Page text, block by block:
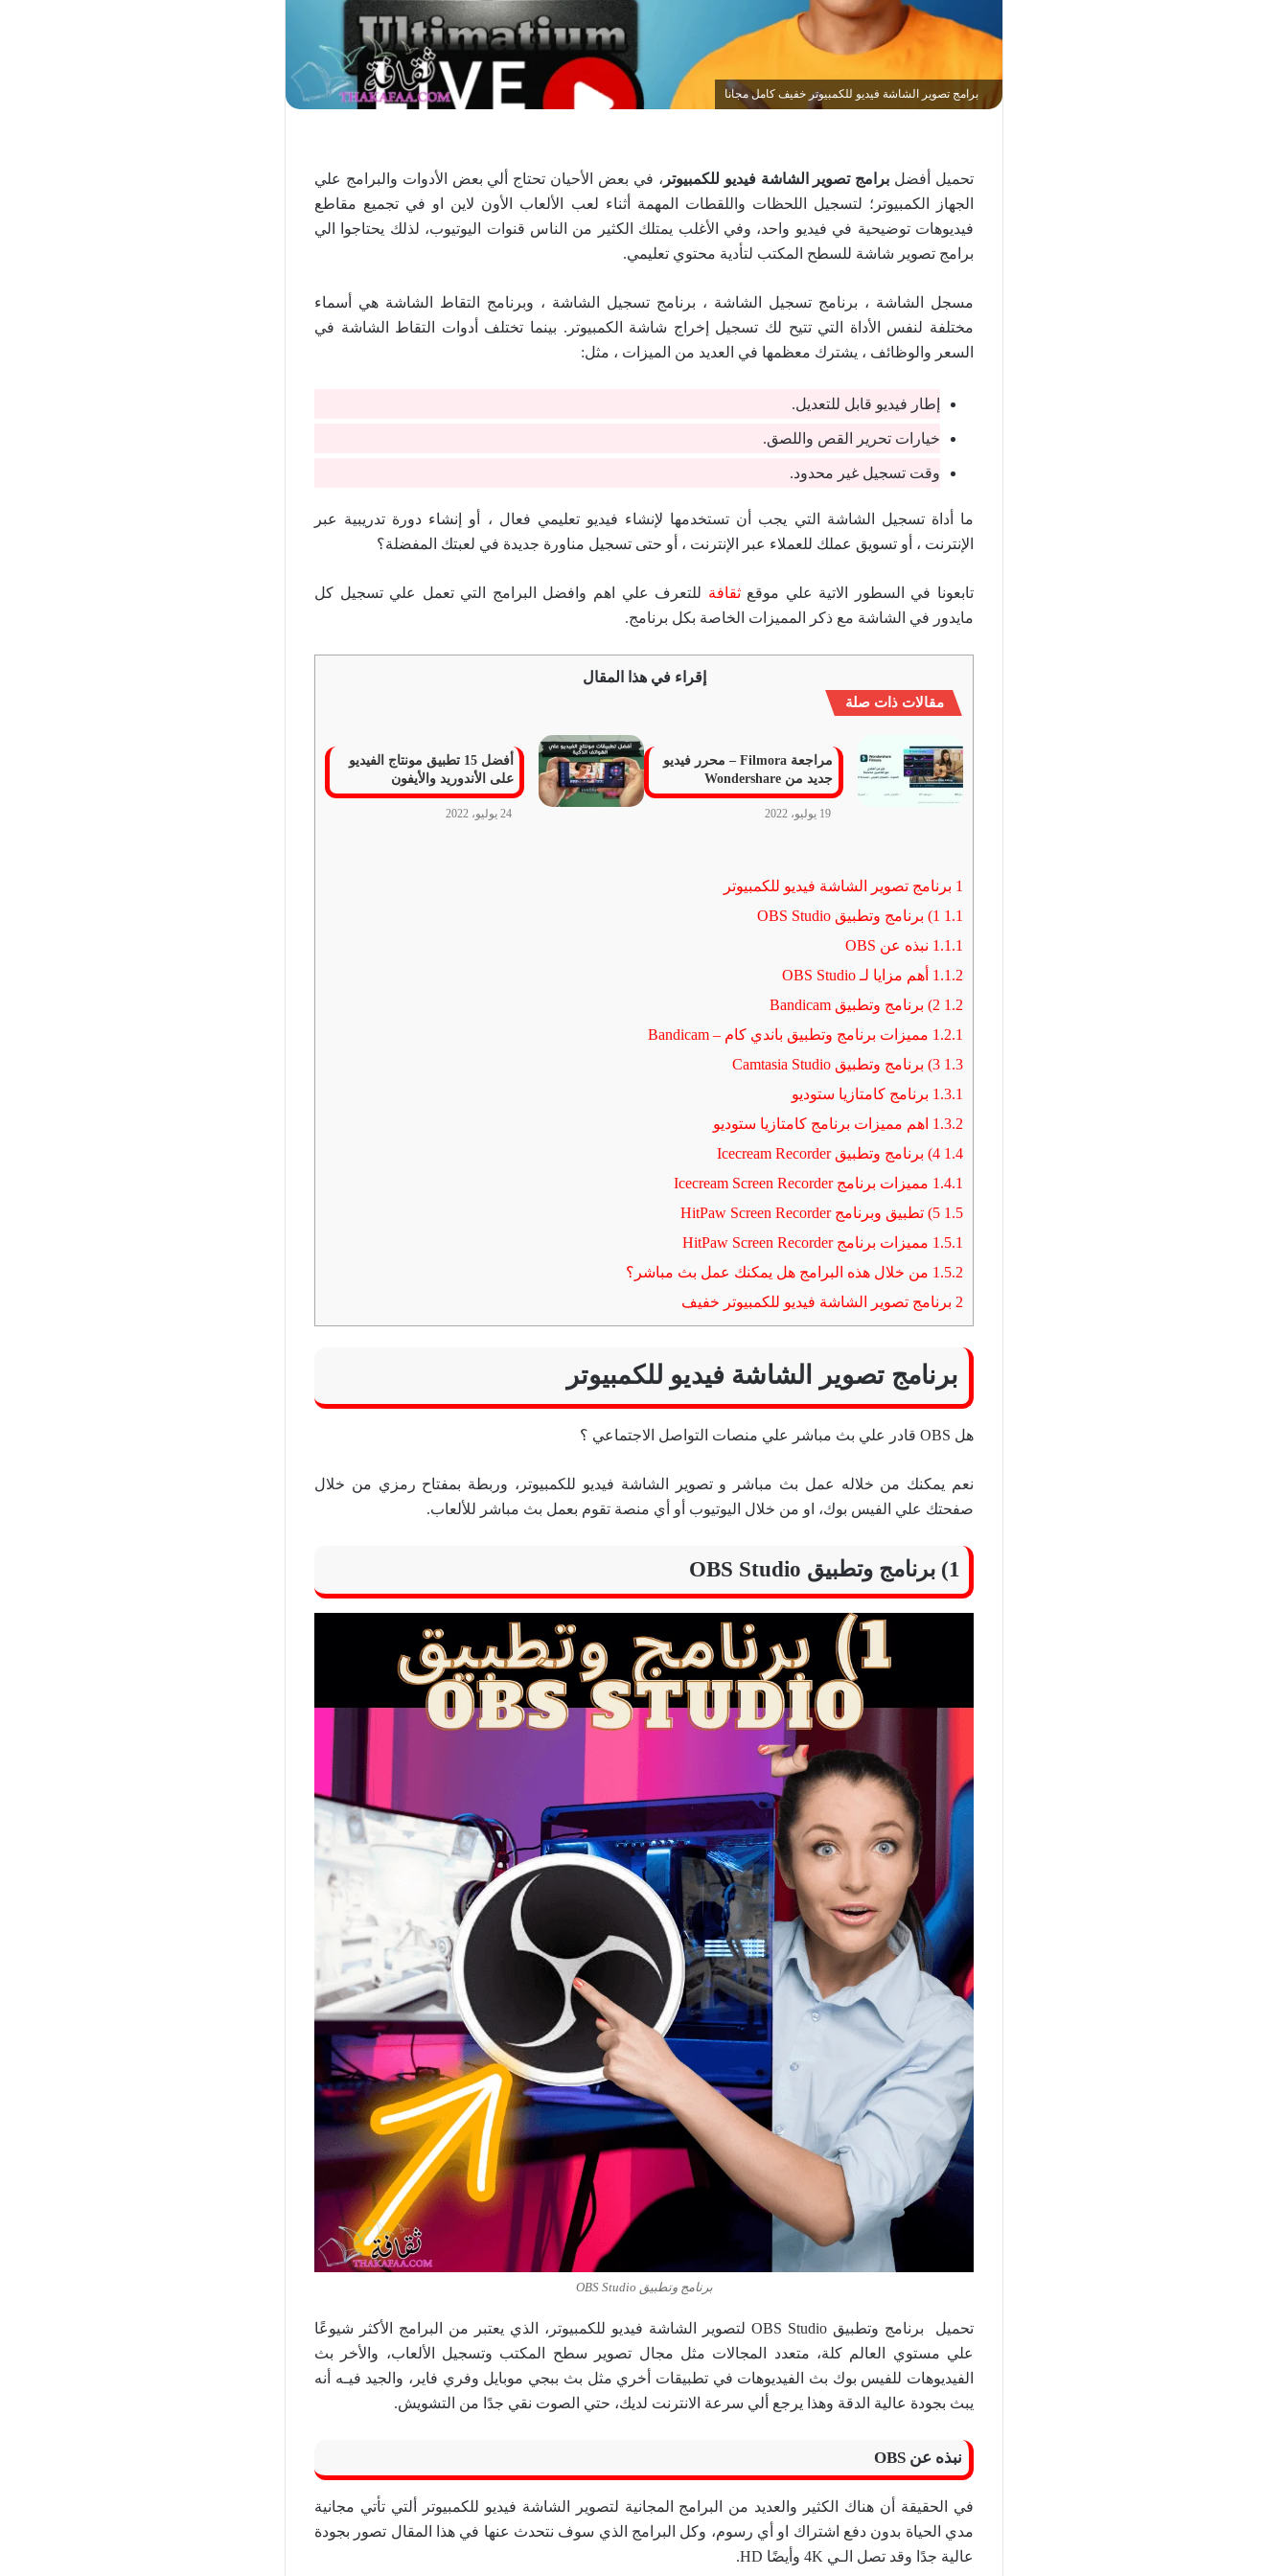
برامج تصوير الشاشة فيديو للكمبيوتر خفيف كامل مجانا
تحميل أفضل برامج تصوير الشاشة فيديو للكمبيوتر ، في بعض الأحيان تحتاج ألي بعض الأدوات والبرامج علي
الجهاز الكمبيوتر؛ لتسجيل اللحظات واللقطات المهمة أثناء لعب الألعاب الأون لاين او في تجميع مقاطع
فيديوهات توضيحية في فيديو واحد، وفي الأغلب يمتلك الكثير من الناس قنوات اليوتيوب، لذلك يحتاجوا الي
برامج تصوير شاشة للسطح المكتب لتأدية محتوي تعليمي.
مسجل الشاشة ، برنامج تسجيل الشاشة ، برنامج تسجيل الشاشة ، وبرنامج التقاط الشاشة هي أسماء
مختلفة لنفس الأداة التي تتيح لك تسجيل إخراج شاشة الكمبيوتر. بينما تختلف أدوات التقاط الشاشة في
السعر والوظائف ، يشترك معظمها في العديد من الميزات ، مثل:
إطار فيديو قابل للتعديل.
خيارات تحرير القص واللصق.
وقت تسجيل غير محدود.
ما أداة تسجيل الشاشة التي يجب أن تستخدمها لإنشاء فيديو تعليمي فعال ، أو إنشاء دورة تدريبية عبر
الإنترنت ، أو تسويق عملك للعملاء عبر الإنترنت ، أو حتى تسجيل مناورة جديدة في لعبتك المفضلة؟
تابعونا في السطور الاتية علي موقعثقافة للتعرف علي اهم وافضل البرامج التي تعمل علي تسجيل كل
مايدور في الشاشة مع ذكر المميزات الخاصة بكل برنامج.
إقراء في هذا المقال
مقالات ذات صلة
مراجعة Filmora – محرر فيديو
جديد من Wondershare
19 يوليو، 2022
أفضل 15 تطبيق مونتاج الفيديو
على الأندوريد والأيفون
24 يوليو، 2022
1 برنامج تصوير الشاشة فيديو للكمبيوتر
1.1
1.1.1 نبذه عن OBS
1.1.2 أهم مزايا لـ OBS Studio
1.2
1.2.1 مميزات برنامج وتطبيق باندي كام – Bandicam
1.3
1.3.1 برنامج كامتازيا ستوديو
1.3.2 اهم مميزات برنامج كامتازيا ستوديو
1.4
1.4.1 مميزات برنامج Icecream Screen Recorder
1.5
1.5.1 مميزات برنامج HitPaw Screen Recorder
1.5.2 من خلال هذه البرامج هل يمكنك عمل بث مباشر؟
2 برنامج تصوير الشاشة فيديو للكمبيوتر خفيف
برنامج تصوير الشاشة فيديو للكمبيوتر
هل OBS قادر علي بث مباشر علي منصات التواصل الاجتماعي ؟
نعم يمكنك من خلاله عمل بث مباشر و تصوير الشاشة فيديو للكمبيوتر، وربطة بمفتاح رمزي من خلال
صفحتك علي الفيس بوك، او من خلال اليوتيوب أو أي منصة تقوم بعمل بث مباشر للألعاب.
1) برنامج وتطبيق OBS Studio
برنامج وتطبيق OBS Studio
تحميل برنامج وتطبيق OBS Studio لتصوير الشاشة فيديو للكمبيوتر، الذي يعتبر من البرامج الأكثر شيوعًا
علي مستوي العالم كلة، متعدد المجالات مثل مجال تصوير سطح المكتب وتسجيل الألعاب، والأخر بث
الفيديوهات للفيس بوك بث الفيديوهات في تطبيقات أخري مثل بث ببجي موبايل وفري فاير، والجيد فيـه أنه
يبث بجودة عالية الدقة وهذا يرجع ألي سرعة الانترنت لديك، حتي الصوت نقي جدًا من التشويش.
نبذه عن OBS
في الحقيقة أن هناك الكثير والعديد من البرامج المجانية لتصوير الشاشة فيديو للكمبيوتر ألتي تأتي مجانية
مدي الحياة بدون دفع اشتراك او أي رسوم، وكل البرامج الذي سوف نتحدث عنها في هذا المقال تصور بجودة
عالية جدًا وقد تصل الـي 4K وأيضًا HD.